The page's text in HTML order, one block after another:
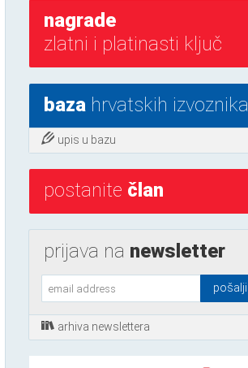
nagrade
zlatni i platinasti ključ
baza hrvatskih izvoznika
upis u bazu
postanite član
prijava na newsletter
arhiva newslettera